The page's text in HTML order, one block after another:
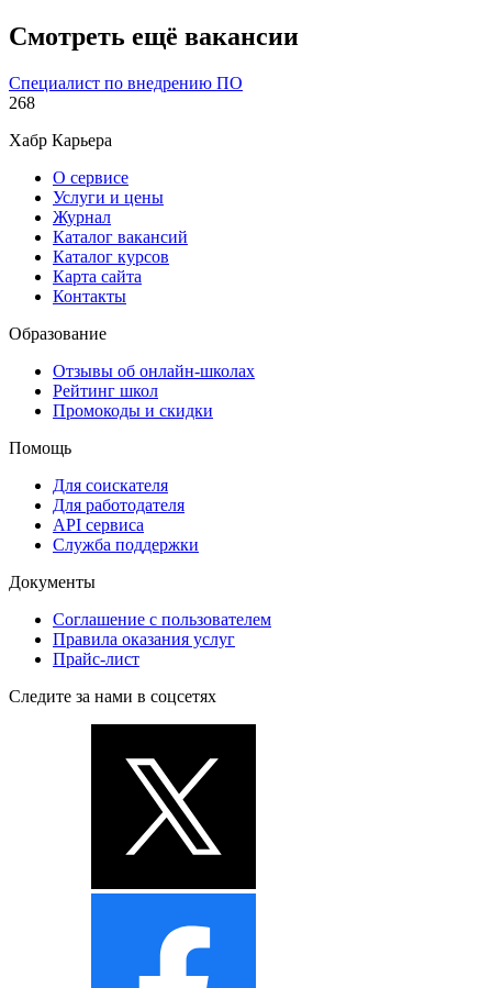
Смотреть ещё вакансии
Специалист по внедрению ПО
268
Хабр Карьера
О сервисе
Услуги и цены
Журнал
Каталог вакансий
Каталог курсов
Карта сайта
Контакты
Образование
Отзывы об онлайн-школах
Рейтинг школ
Промокоды и скидки
Помощь
Для соискателя
Для работодателя
API сервиса
Служба поддержки
Документы
Соглашение с пользователем
Правила оказания услуг
Прайс-лист
Следите за нами в соцсетях